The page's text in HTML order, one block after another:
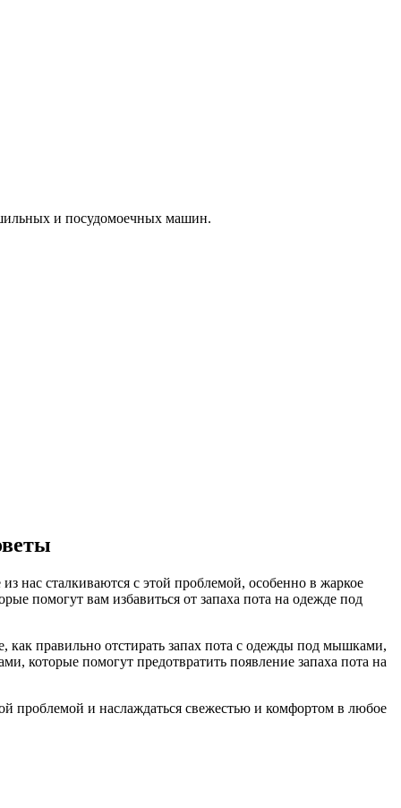
и посудомоечных машин.
нас сталкиваются с этой проблемой, особенно в жаркое
помогут вам избавиться от запаха пота на одежде под
как правильно отстирать запах пота с одежды под мышками,
которые помогут предотвратить появление запаха пота на
проблемой и наслаждаться свежестью и комфортом в любое